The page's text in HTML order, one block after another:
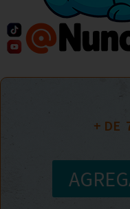
+ DE